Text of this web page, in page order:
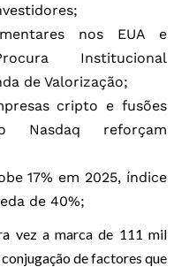
nos EUA e
Institucional
de Valorização;
cripto e fusões
Nasdaq reforçam
17% em 2025, índice
de 40%;
vez a marca de 111 mil
de factores que